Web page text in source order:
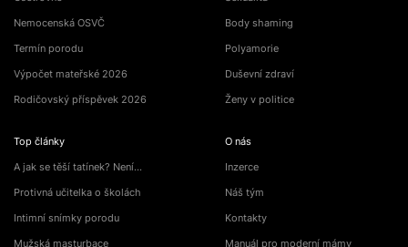
Nemocenská OSVČ
Termín porodu
Výpočet mateřské 2026
Rodičovský příspěvek 2026
Top články
A jak se těší tatínek? Není…
Protivná učitelka o školách
Intimní snímky porodu
Mužská masturbace
Body shaming
Polyamorie
Duševní zdraví
Ženy v politice
O nás
Inzerce
Náš tým
Kontakty
Manuál pro moderní mámy